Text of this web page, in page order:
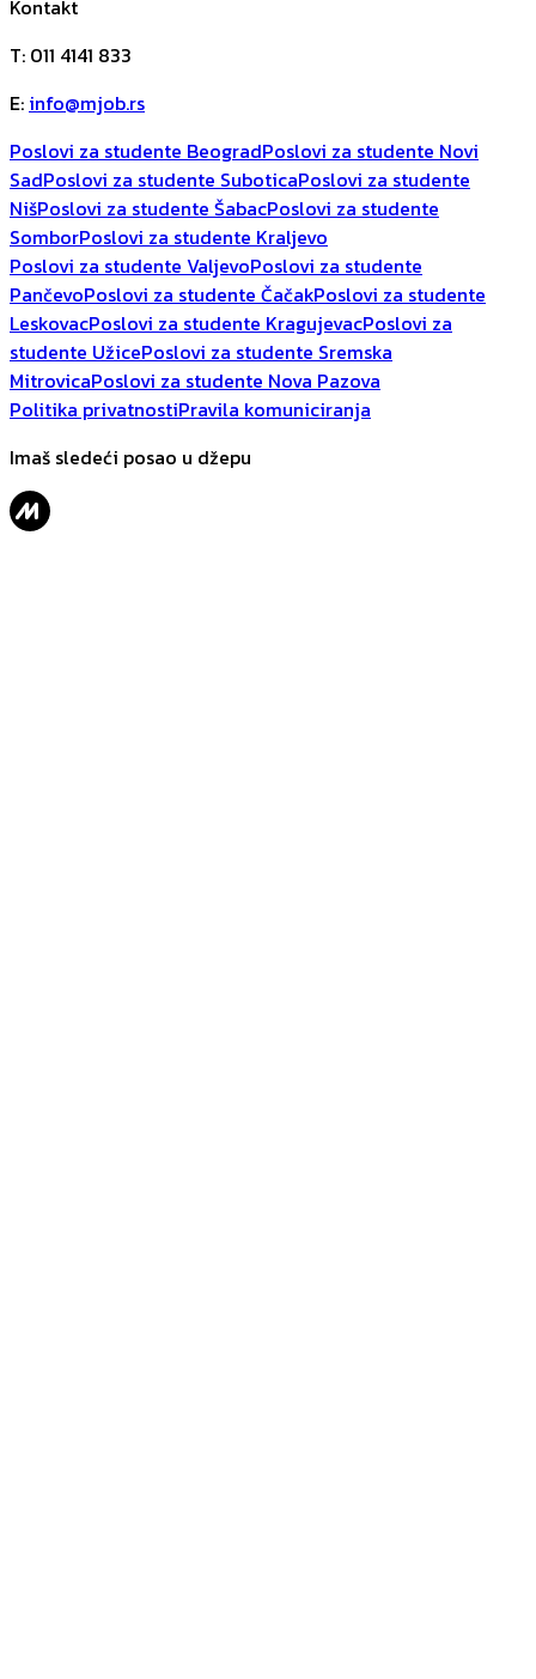
Kontakt
T: 011 4141 833
E: info@mjob.rs
Poslovi za studente BeogradPoslovi za studente Novi
SadPoslovi za studente SuboticaPoslovi za studente
NišPoslovi za studente ŠabacPoslovi za studente
SomborPoslovi za studente Kraljevo
Poslovi za studente ValjevoPoslovi za studente
PančevoPoslovi za studente ČačakPoslovi za studente
LeskovacPoslovi za studente KragujevacPoslovi za
studente UžicePoslovi za studente Sremska
MitrovicaPoslovi za studente Nova Pazova
Politika privatnostiPravila komuniciranja
Imaš sledeći posao u džepu